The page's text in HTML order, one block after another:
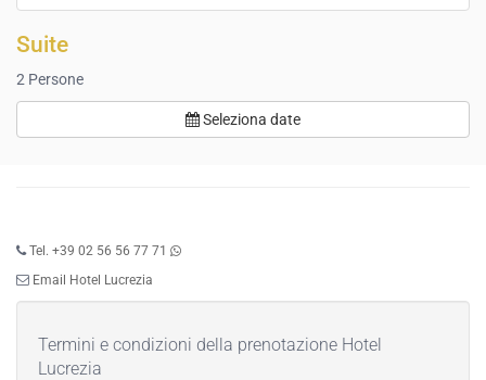
Suite
2 Persone
Seleziona date
Tel. +39 02 56 56 77 71
Email Hotel Lucrezia
Termini e condizioni della prenotazione Hotel
Lucrezia